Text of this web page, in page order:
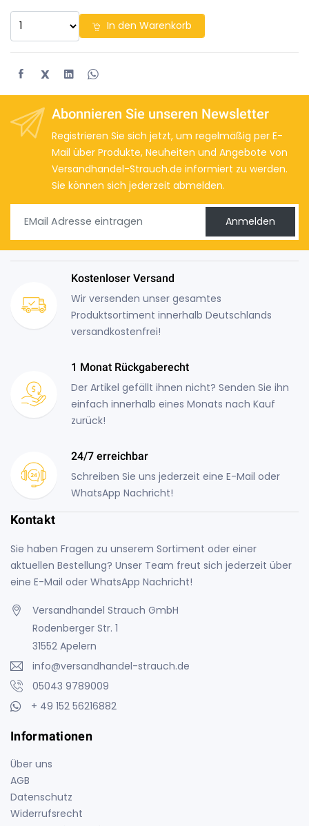
In den Warenkorb
X
Abonnieren Sie unseren Newsletter
Registrieren Sie sich jetzt, um regelmäßig per E-
Mail über Produkte, Neuheiten und Angebote von
Versandhandel-Strauch.de informiert zu werden.
Sie können sich jederzeit abmelden.
Anmelden
Kostenloser Versand
Wir versenden unser gesamtes
Produktsortiment innerhalb Deutschlands
versandkostenfrei!
1 Monat Rückgaberecht
Der Artikel gefällt ihnen nicht? Senden Sie ihn
einfach innerhalb eines Monats nach Kauf
zurück!
24/7 erreichbar
Schreiben Sie uns jederzeit eine E-Mail oder
WhatsApp Nachricht!
Kontakt
Sie haben Fragen zu unserem Sortiment oder einer
aktuellen Bestellung? Unser Team freut sich jederzeit über
eine E-Mail oder WhatsApp Nachricht!
Versandhandel Strauch GmbH
Rodenberger Str. 1
31552 Apelern
info@versandhandel-strauch.de
05043 9789009
+ 49 152 56216882
Informationen
Über uns
AGB
Datenschutz
Widerrufsrecht